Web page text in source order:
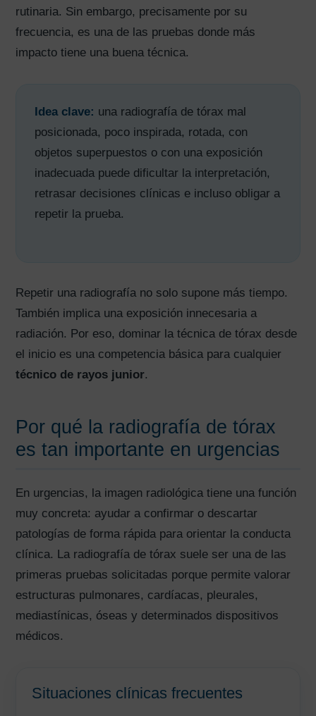
rutinaria. Sin embargo, precisamente por su
frecuencia, es una de las pruebas donde más
impacto tiene una buena técnica.
Idea clave: una radiografía de tórax mal
posicionada, poco inspirada, rotada, con
objetos superpuestos o con una exposición
inadecuada puede dificultar la interpretación,
retrasar decisiones clínicas e incluso obligar a
repetir la prueba.
Repetir una radiografía no solo supone más tiempo.
También implica una exposición innecesaria a
radiación. Por eso, dominar la técnica de tórax desde
el inicio es una competencia básica para cualquier
técnico de rayos junior.
Por qué la radiografía de tórax
es tan importante en urgencias
En urgencias, la imagen radiológica tiene una función
muy concreta: ayudar a confirmar o descartar
patologías de forma rápida para orientar la conducta
clínica. La radiografía de tórax suele ser una de las
primeras pruebas solicitadas porque permite valorar
estructuras pulmonares, cardíacas, pleurales,
mediastínicas, óseas y determinados dispositivos
médicos.
Situaciones clínicas frecuentes